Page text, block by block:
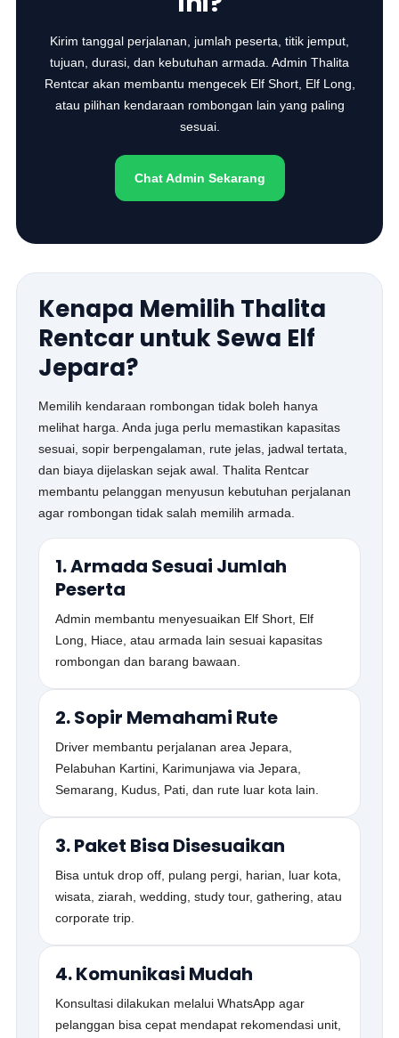
Kirim tanggal perjalanan, jumlah peserta, titik jemput,
tujuan, durasi, dan kebutuhan armada. Admin Thalita
Rentcar akan membantu mengecek Elf Short, Elf Long,
atau pilihan kendaraan rombongan lain yang paling
sesuai.
Chat Admin Sekarang
Kenapa Memilih Thalita
Rentcar untuk Sewa Elf
Jepara?
Memilih kendaraan rombongan tidak boleh hanya
melihat harga. Anda juga perlu memastikan kapasitas
sesuai, sopir berpengalaman, rute jelas, jadwal tertata,
dan biaya dijelaskan sejak awal. Thalita Rentcar
membantu pelanggan menyusun kebutuhan perjalanan
agar rombongan tidak salah memilih armada.
1. Armada Sesuai Jumlah
Peserta
Admin membantu menyesuaikan Elf Short, Elf
Long, Hiace, atau armada lain sesuai kapasitas
rombongan dan barang bawaan.
2. Sopir Memahami Rute
Driver membantu perjalanan area Jepara,
Pelabuhan Kartini, Karimunjawa via Jepara,
Semarang, Kudus, Pati, dan rute luar kota lain.
3. Paket Bisa Disesuaikan
Bisa untuk drop off, pulang pergi, harian, luar kota,
wisata, ziarah, wedding, study tour, gathering, atau
corporate trip.
4. Komunikasi Mudah
Konsultasi dilakukan melalui WhatsApp agar
pelanggan bisa cepat mendapat rekomendasi unit,